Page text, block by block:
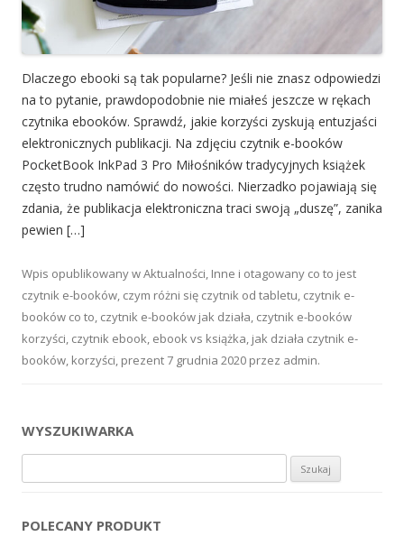
Dlaczego ebooki są tak popularne? Jeśli nie znasz odpowiedzi
na to pytanie, prawdopodobnie nie miałeś jeszcze w rękach
czytnika ebooków. Sprawdź, jakie korzyści zyskują entuzjaści
elektronicznych publikacji. Na zdjęciu czytnik e-booków
PocketBook InkPad 3 Pro Miłośników tradycyjnych książek
często trudno namówić do nowości. Nierzadko pojawiają się
zdania, że publikacja elektroniczna traci swoją „duszę”, zanika
pewien […]
Wpis opublikowany wAktualności Inne i otagowany co to jest
czytnik e-booków czym różni się czytnik od tabletu czytnik e-
booków co to czytnik e-booków jak działa czytnik e-booków
korzyści czytnik ebook ebook vs książka jak działa czytnik e-
booków korzyści prezent 7 grudnia 2020 przez admin.
WYSZUKIWARKA
POLECANY PRODUKT